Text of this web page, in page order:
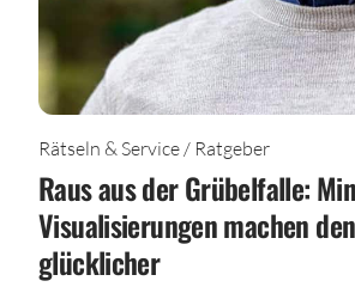
Rätseln & Service / Ratgeber
Raus aus der Grübelfalle:
Visualisierungen machen
glücklicher